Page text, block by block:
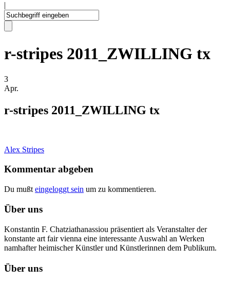
|
r-stripes 2011_ZWILLING tx
3
Apr.
r-stripes 2011_ZWILLING tx
Alex Stripes
Kommentar abgeben
Du mußt eingeloggt sein um zu kommentieren.
Über uns
Konstantin F. Chatziathanassiou präsentiert als Veranstalter der
konstante art fair vienna eine interessante Auswahl an Werken
namhafter heimischer Künstler und Künstlerinnen dem Publikum.
Über uns